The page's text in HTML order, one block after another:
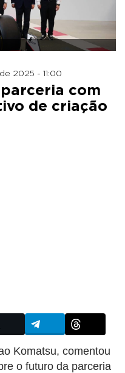
2025 - 11:00
parceria com
de criação
Komatsu, comentou
o futuro da parceria